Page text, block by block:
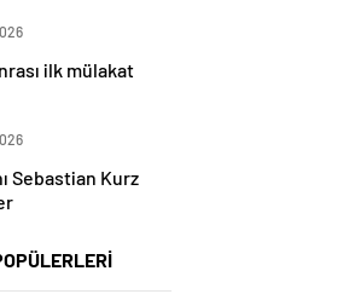
ilk mülakat
Sebastian Kurz